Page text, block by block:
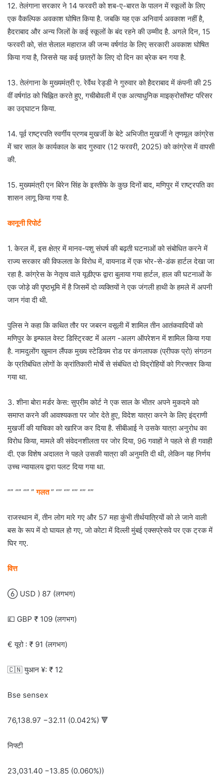
12. तेलंगाना सरकार ने 14 फरवरी को शब-ए-बारत के पालन में स्कूलों के लिए
एक वैकल्पिक अवकाश घोषित किया है. जबकि यह एक अनिवार्य अवकाश नहीं है,
हैदराबाद और अन्य जिलों के कई स्कूलों के बंद रहने की उम्मीद है. अगले दिन, 15
फरवरी को, संत सेलाल महाराज की जन्म वर्षगांठ के लिए सरकारी अवकाश घोषित
किया गया है, जिससे यह कई छात्रों के लिए दो दिन का ब्रेक बन गया है.
13. तेलंगाना के मुख्यमंत्री ए. रेवैंथ रेड्डी ने गुरुवार को हैदराबाद में कंपनी की 25
वीं वर्षगांठ को चिह्नित करते हुए, गचीबोवली में एक अत्याधुनिक माइक्रोसॉफ्ट परिसर
का उद्घाटन किया.
14. पूर्व राष्ट्रपति स्वर्गीय प्रणब मुखर्जी के बेटे अभिजीत मुखर्जी ने तृणमूल कांग्रेस
में चार साल के कार्यकाल के बाद गुरुवार (12 फरवरी, 2025) को कांग्रेस में वापसी
की.
15. मुख्यमंत्री एन बिरेन सिंह के इस्तीफे के कुछ दिनों बाद, मणिपुर में राष्ट्रपति का
शासन लागू किया गया है.
कानूनी रिपोर्ट
1. केरल में, इस क्षेत्र में मानव-पशु संघर्ष की बढ़ती घटनाओं को संबोधित करने में
राज्य सरकार की विफलता के विरोध में, वायनाड में एक भोर-से-डंक हार्टल देखा जा
रहा है. कांग्रेस के नेतृत्व वाले यूडीएफ द्वारा बुलाया गया हार्टल, हाल की घटनाओं के
एक जोड़े की पृष्ठभूमि में है जिसमें दो व्यक्तियों ने एक जंगली हाथी के हमले में अपनी
जान गंवा दी थी.
पुलिस ने कहा कि कथित तौर पर जबरन वसूली में शामिल तीन आतंकवादियों को
मणिपुर के इम्फाल वेस्ट डिस्ट्रिक्ट में अलग -अलग ऑपरेशन में शामिल किया गया
है. नामदुलोंग खुमान लैंपक मुख्य स्टेडियम रोड पर कंगलापक (प्रीपक प्रो) संगठन
के प्रतिबंधित लोगों के क्रांतिकारी मोर्चे से संबंधित दो विद्रोहियों को गिरफ्तार किया
गया था.
3. शीना बोरा मर्डर केस: सुप्रीम कोर्ट ने एक साल के भीतर अपने मुकदमे को
समाप्त करने की आवश्यकता पर जोर देते हुए, विदेश यात्रा करने के लिए इंद्राणी
मुखर्जी की याचिका को खारिज कर दिया है. सीबीआई ने उसके यात्रा अनुरोध का
विरोध किया, मामले की संवेदनशीलता पर जोर दिया, 96 गवाहों ने पहले से ही गवाही
दी. एक विशेष अदालत ने पहले उसकी यात्रा की अनुमति दी थी, लेकिन यह निर्णय
उच्च न्यायालय द्वारा पलट दिया गया था.
“” “” “” ”गलत” “” “” “” “” “”
राजस्थान में, तीन लोग मारे गए और 57 महा कुंभी तीर्थयात्रियों को ले जाने वाली
बस के रूप में दो घायल हो गए, जो कोटा में दिल्ली मुंबई एक्सप्रेसवे पर एक ट्रक में
घिर गए.
वित्त
 USD ) 87 (लगभग)
💷 GBP ₹ 109 (लगभग)
€ यूरो : ₹ 91 (लगभग)
🇨🇳 युआन ¥: ₹ 12
Bse sensex
76,138.97 −32.11 (0.042%) 🔻
निफ्टी
23,031.40 −13.85 (0.060%))